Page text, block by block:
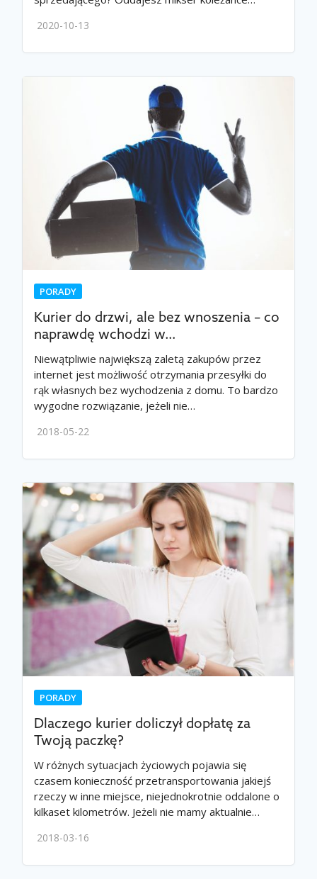
2020-10-13
PORADY
Kurier do drzwi, ale bez wnoszenia – co
naprawdę wchodzi w…
Niewątpliwie największą zaletą zakupów przez
internet jest możliwość otrzymania przesyłki do
rąk własnych bez wychodzenia z domu. To bardzo
wygodne rozwiązanie, jeżeli nie…
2018-05-22
PORADY
Dlaczego kurier doliczył dopłatę za
Twoją paczkę?
W różnych sytuacjach życiowych pojawia się
czasem konieczność przetransportowania jakiejś
rzeczy w inne miejsce, niejednokrotnie oddalone o
kilkaset kilometrów. Jeżeli nie mamy aktualnie…
2018-03-16